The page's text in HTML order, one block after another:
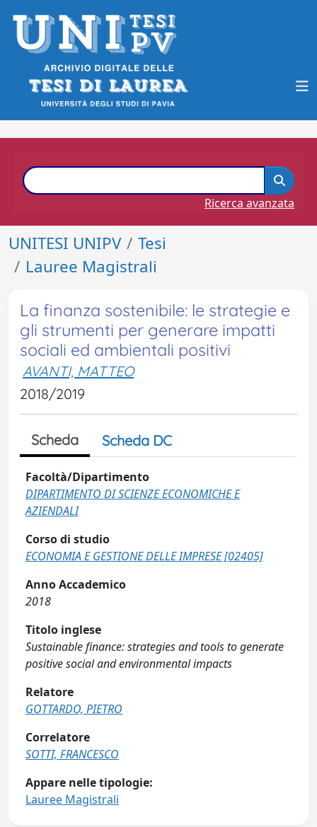
Ricerca avanzata
UNITESI UNIPV
Tesi
Lauree Magistrali
La finanza sostenibile: le strategie e
gli strumenti per generare impatti
sociali ed ambientali positivi
AVANTI, MATTEO
2018/2019
Scheda Scheda DC
Facoltà/Dipartimento
DIPARTIMENTO DI SCIENZE ECONOMICHE E
AZIENDALI
Corso di studio
ECONOMIA E GESTIONE DELLE IMPRESE [02405]
Anno Accademico
2018
Titolo inglese
Sustainable finance: strategies and tools to generate
positive social and environmental impacts
Relatore
GOTTARDO, PIETRO
Correlatore
SOTTI, FRANCESCO
Appare nelle tipologie:
Lauree Magistrali